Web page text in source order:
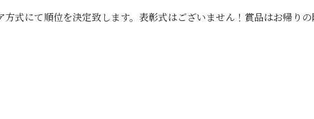
式にて順位を決定致します。表彰式はございません！賞品はお帰り